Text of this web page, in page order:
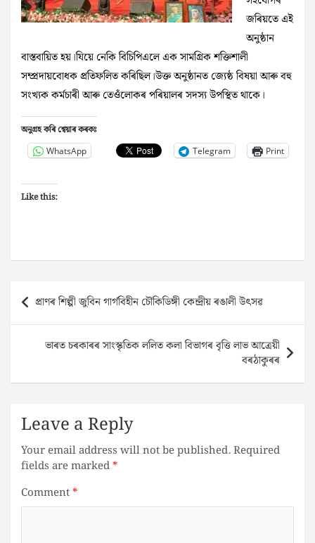
জৰিয়তে এই
অনুষ্ঠান
বাস্তবায়িত হয়।যিয়ে নেকি বিচিপিএলে এক সামগ্ৰিক শক্তিশালী
সম্প্ৰদায়বোধক প্ৰতিফলিত কৰিছিল।উক্ত অনুষ্ঠানত জ্যেষ্ঠ বিষয়া আৰু বহু
সংখ্যক কৰ্মচাৰী আৰু তেওঁলোকৰ পৰিয়ালৰ সদস্য উপস্থিত থাকে।
অনুগ্ৰহ কৰি শ্বেয়াৰ কৰকঃ
WhatsApp Telegram Print
Like this:
Post
navigation
প্ৰাণৰ শিল্পী জুবিন গাৰ্গবিহীন চৌকিডিঙ্গী কেন্দ্ৰীয় ৰঙালী উৎসৱ
ভাৰত চৰকাৰৰ সাংস্কৃতিক ললিত কলা বিভাগৰ বৃত্তি লাভ আত্ৰেয়ী
বৰঠাকুৰৰ
Leave a Reply
Your email address will not be published.Required
fields are marked*
Comment*